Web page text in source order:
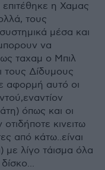
επιτέθηκε η Χαμας
τους
μέσα και
να
ταχαμ ο Μπιλ
τους Δίδυμους
αφορμή αυτό οι
όπως και οι
κινειτω
από κάτω..είναι
με λίγο τάισμα όλα